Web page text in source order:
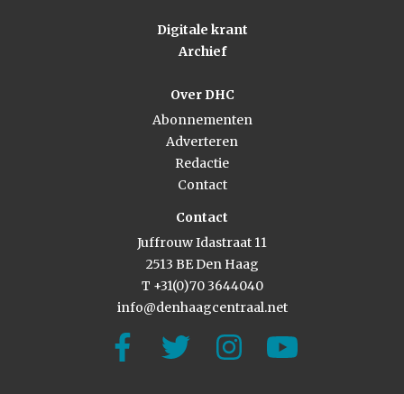
Digitale krant
Archief
Over DHC
Abonnementen
Adverteren
Redactie
Contact
Contact
Juffrouw Idastraat 11
2513 BE Den Haag
T +31(0)70 3644040
info@denhaagcentraal.net